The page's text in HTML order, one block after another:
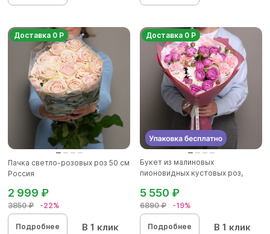
Доставка 0 Р
Пачка светло-розовых роз 50 см
Россия
3850 ₽ -22%
2 999 ₽
Подробнее В 1 клик
Доставка 0 Р
Букет из малиновых
пионовидных кустовых роз,
6890 ₽ -19%
5 550 ₽
Подробнее В 1 клик